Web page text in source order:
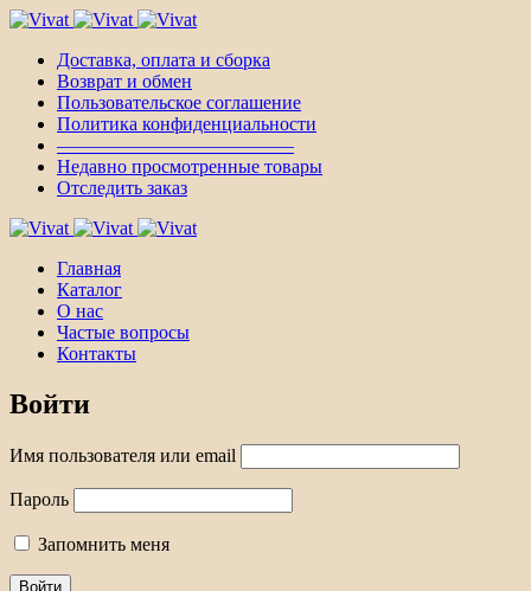
Доставка, оплата и сборка
Возврат и обмен
Пользовательское соглашение
Политика конфиденциальности
————————————–
Недавно просмотренные товары
Отследить заказ
Главная
Каталог
О нас
Частые вопросы
Контакты
Войти
Имя пользователя или email
Пароль
Запомнить меня